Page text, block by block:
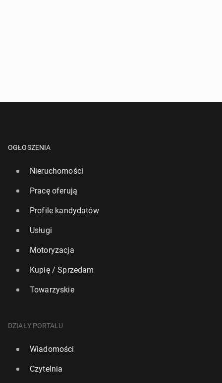
OGŁOSZENIA
Nieruchomości
Pracę oferują
Profile kandydatów
Usługi
Motoryzacja
Kupię / Sprzedam
Towarzyskie
DZIAŁY PORTALU
Wiadomości
Czytelnia